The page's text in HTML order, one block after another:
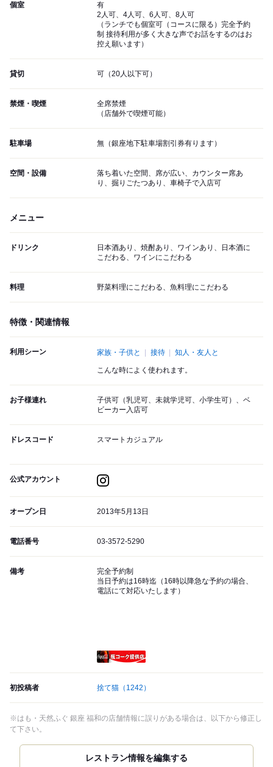
個室
有
2人可、4人可、6人可、8人可
（ランチでも個室可（コースに限る）完全予約
制 接待利用が多く大きな声でお話をするのはお
控え願います）
貸切 可（20人以下可）
禁煙・喫煙
全席禁煙
（店舗外で喫煙可能）
駐車場 無（銀座地下駐車場割引券有ります）
空間・設備
落ち着いた空間、席が広い、カウンター席あ
り、掘りごたつあり、車椅子で入店可
メニュー
ドリンク
日本酒あり、焼酎あり、ワインあり、日本酒に
こだわる、ワインにこだわる
料理 野菜料理にこだわる、魚料理にこだわる
特徴・関連情報
利用シーン 家族・子供と 接待 知人・友人と
こんな時によく使われます。
お子様連れ
子供可（乳児可、未就学児可、小学生可）、ベ
ビーカー入店可
ドレスコード スマートカジュアル
公式アカウント
オープン日 2013年5月13日
電話番号 03-3572-5290
備考
完全予約制
当日予約は16時迄（16時以降急な予約の場合、
電話にて対応いたします）
初投稿者 捨て猫 （1242）
※はも・天然ふぐ 銀座 福和の店舗情報に誤りがある場合は、以下から修正し
て下さい。
レストラン情報を編集する